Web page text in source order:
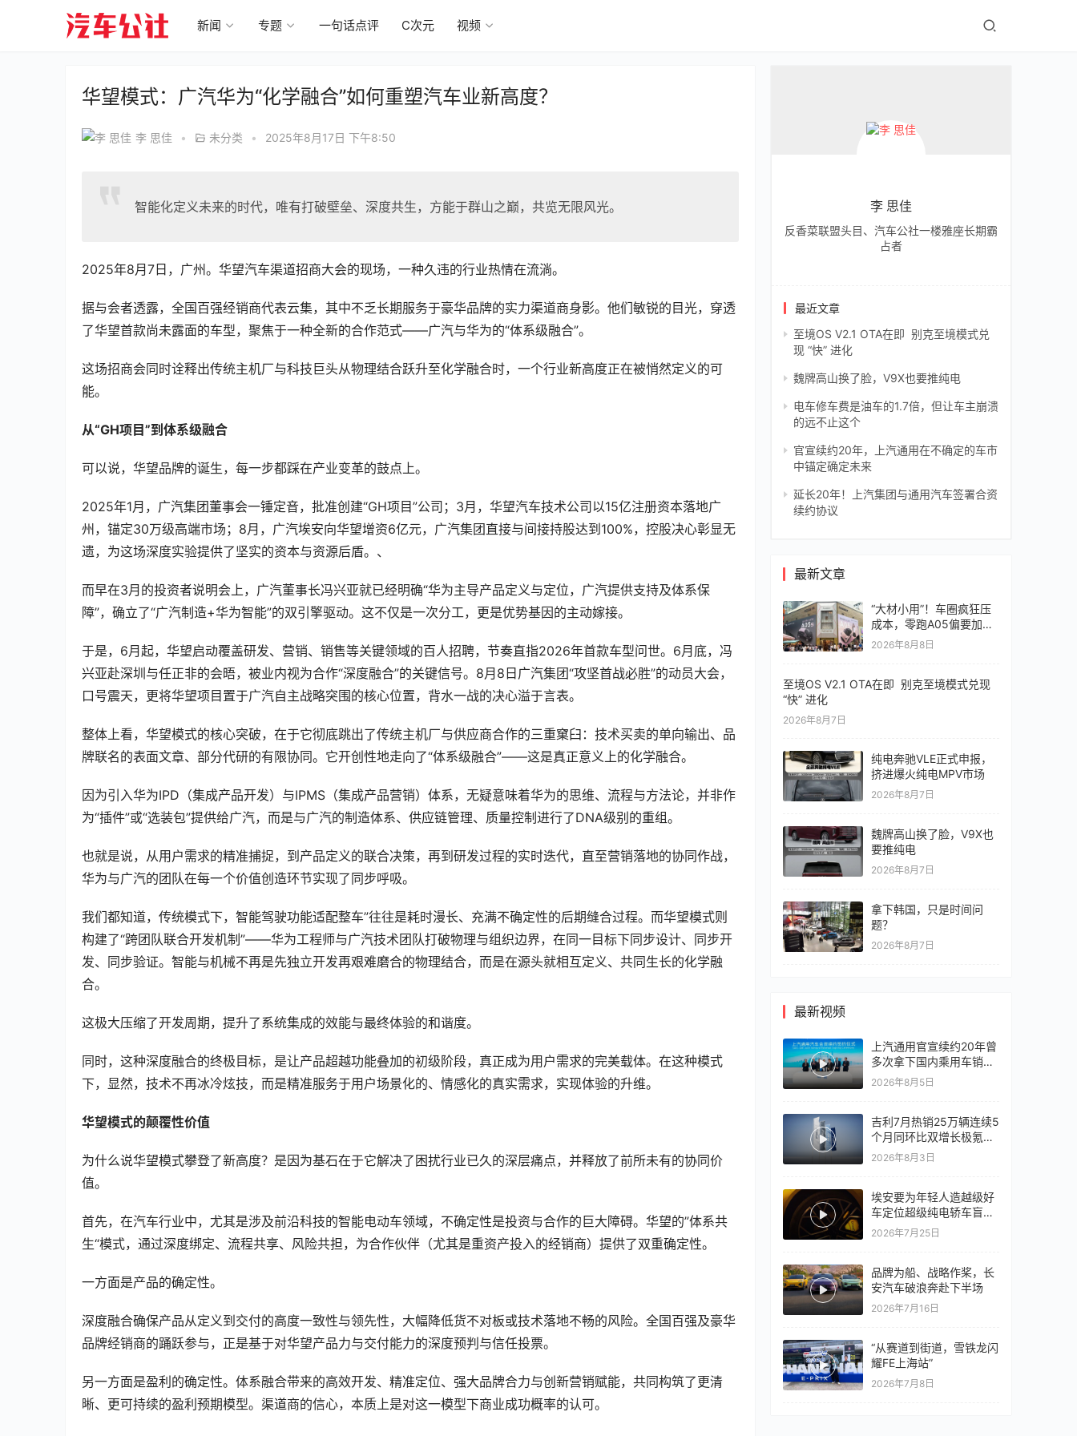
新闻 专题 一句话点评 C次元 视频
华望模式：广汽华为“化学融合”如何重塑汽车业新高度？
李 思佳 • 未分类 • 2025年8月17日 下午8:50
智能化定义未来的时代，唯有打破壁垒、深度共生，方能于群山之巅，共览无限风光。
2025年8月7日，广州。华望汽车渠道招商大会的现场，一种久违的行业热情在流淌。
据与会者透露，全国百强经销商代表云集，其中不乏长期服务于豪华品牌的实力渠道商身影。他们敏锐的目光，穿透
了华望首款尚未露面的车型，聚焦于一种全新的合作范式——广汽与华为的“体系级融合”。
这场招商会同时诠释出传统主机厂与科技巨头从物理结合跃升至化学融合时，一个行业新高度正在被悄然定义的可
能。
从“GH项目 ”到体系级融合
可以说，华望品牌的诞生，每一步都踩在产业变革的鼓点上。
2025年1月，广汽集团董事会一锤定音，批准创建“GH项目”公司；3月，华望汽车技术公司以15亿注册资本落地广
州，锚定30万级高端市场；8月，广汽埃安向华望增资6亿元，广汽集团直接与间接持股达到100%，控股决心彰显无
遗，为这场深度实验提供了坚实的资本与资源后盾。、
而早在3月的投资者说明会上，广汽董事长冯兴亚就已经明确“华为主导产品定义与定位，广汽提供支持及体系保
障”，确立了“广汽制造+华为智能”的双引擎驱动。这不仅是一次分工，更是优势基因的主动嫁接。
于是，6月起，华望启动覆盖研发、营销、销售等关键领域的百人招聘，节奏直指2026年首款车型问世。6月底，冯
兴亚赴深圳与任正非的会晤，被业内视为合作“深度融合”的关键信号。8月8日广汽集团“攻坚首战必胜”的动员大会，
口号震天，更将华望项目置于广汽自主战略突围的核心位置，背水一战的决心溢于言表。
整体上看，华望模式的核心突破，在于它彻底跳出了传统主机厂与供应商合作的三重窠臼：技术买卖的单向输出、品
牌联名的表面文章、部分代研的有限协同。它开创性地走向了“体系级融合”——这是真正意义上的化学融合。
因为引入华为IPD（集成产品开发）与IPMS（集成产品营销）体系，无疑意味着华为的思维、流程与方法论，并非作
为“插件”或“选装包”提供给广汽，而是与广汽的制造体系、供应链管理、质量控制进行了DNA级别的重组。
也就是说，从用户需求的精准捕捉，到产品定义的联合决策，再到研发过程的实时迭代，直至营销落地的协同作战，
华为与广汽的团队在每一个价值创造环节实现了同步呼吸。
我们都知道，传统模式下，智能驾驶功能适配整车”往往是耗时漫长、充满不确定性的后期缝合过程。而华望模式则
构建了“跨团队联合开发机制”——华为工程师与广汽技术团队打破物理与组织边界，在同一目标下同步设计、同步开
发、同步验证。智能与机械不再是先独立开发再艰难磨合的物理结合，而是在源头就相互定义、共同生长的化学融
合。
这极大压缩了开发周期，提升了系统集成的效能与最终体验的和谐度。
同时，这种深度融合的终极目标，是让产品超越功能叠加的初级阶段，真正成为用户需求的完美载体。在这种模式
下，显然，技术不再冰冷炫技，而是精准服务于用户场景化的、情感化的真实需求，实现体验的升维。
华望模式的颠覆性价值
为什么说华望模式攀登了新高度？是因为基石在于它解决了困扰行业已久的深层痛点，并释放了前所未有的协同价
值。
首先，在汽车行业中，尤其是涉及前沿科技的智能电动车领域，不确定性是投资与合作的巨大障碍。华望的”体系共
生“模式，通过深度绑定、流程共享、风险共担，为合作伙伴（尤其是重资产投入的经销商）提供了双重确定性。
一方面是产品的确定性。
深度融合确保产品从定义到交付的高度一致性与领先性，大幅降低货不对板或技术落地不畅的风险。全国百强及豪华
品牌经销商的踊跃参与，正是基于对华望产品力与交付能力的深度预判与信任投票。
另一方面是盈利的确定性。体系融合带来的高效开发、精准定位、强大品牌合力与创新营销赋能，共同构筑了更清
晰、更可持续的盈利预期模型。渠道商的信心，本质上是对这一模型下商业成功概率的认可。
李 思佳
反香菜联盟头目、汽车公社一楼雅座长期霸
占者
最近文章
至境OS V2.1 OTA在即 别克至境模式兑
现 “快” 进化
魏牌高山换了脸，V9X也要推纯电
电车修车费是油车的1.7倍，但让车主崩溃
的远不止这个
官宣续约20年，上汽通用在不确定的车市
中锚定确定未来
延长20年！上汽集团与通用汽车签署合资
续约协议
最新文章
“大材小用”！车圈疯狂压
成本，零跑A05偏要加价
值
2026年8月8日
至境OS V2.1 OTA在即 别克至境模式兑现
“快” 进化
2026年8月7日
纯电奔驰VLE正式申报，
挤进爆火纯电MPV市场
2026年8月7日
魏牌高山换了脸，V9X也
要推纯电
2026年8月7日
拿下韩国，只是时间问
题？
2026年8月7日
最新视频
上汽通用官宣续约20年曾
多次拿下国内乘用车销冠
竞争激烈，上汽通用有信
2026年8月5日
吉利7月热销25万辆连续5
个月同环比双增长极氪销
量同比翻倍，出口再破10
2026年8月3日
埃安要为年轻人造越级好
车定位超级纯电轿车盲猜
18万以上
2026年7月25日
品牌为船、战略作桨，长
安汽车破浪奔赴下半场
2026年7月16日
“从赛道到街道，雪铁龙闪
耀FE上海站”
2026年7月8日